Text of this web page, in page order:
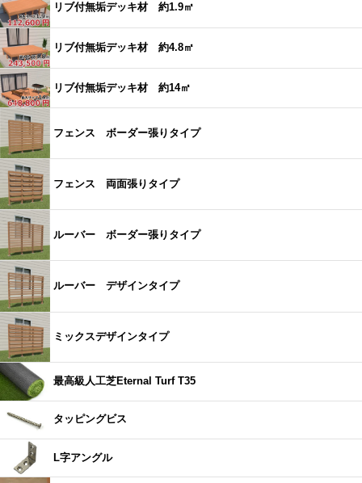
リブ付無垢デッキ材 約1.9㎡
リブ付無垢デッキ材 約4.8㎡
リブ付無垢デッキ材 約14㎡
フェンス ボーダー張りタイプ
フェンス 両面張りタイプ
ルーバー ボーダー張りタイプ
ルーバー デザインタイプ
ミックスデザインタイプ
最高級人工芝Eternal Turf T35
タッピングビス
L字アングル